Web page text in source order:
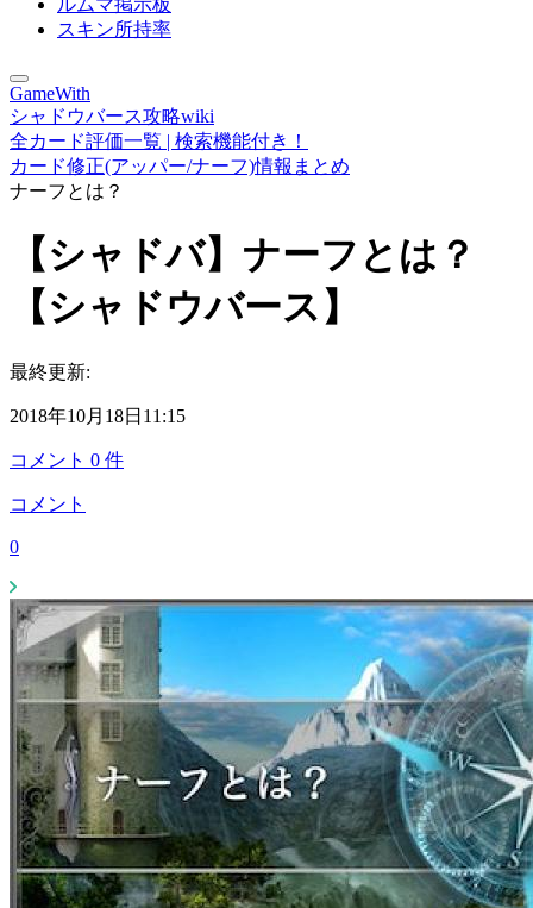
ルムマ掲示板
スキン所持率
GameWith
シャドウバース攻略wiki
全カード評価一覧 | 検索機能付き！
カード修正(アッパー/ナーフ)情報まとめ
ナーフとは？
【シャドバ】ナーフとは？
【シャドウバース】
最終更新:
2018年10月18日11:15
コメント 0 件
コメント
0